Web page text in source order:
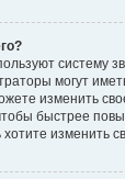
систему
могут
изменить
быстрее
изменить